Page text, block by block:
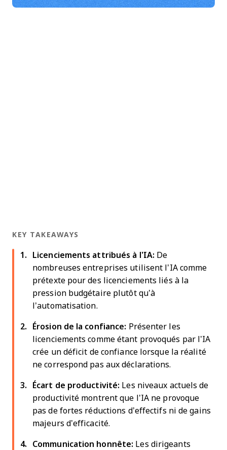
KEY TAKEAWAYS
Licenciements attribués à l’IA: De
nombreuses entreprises utilisent l’IA comme
prétexte pour des licenciements liés à la
pression budgétaire plutôt qu’à
l’automatisation.
Érosion de la confiance: Présenter les
licenciements comme étant provoqués par l’IA
crée un déficit de confiance lorsque la réalité
ne correspond pas aux déclarations.
Écart de productivité: Les niveaux actuels de
productivité montrent que l’IA ne provoque
pas de fortes réductions d’effectifs ni de gains
majeurs d’efficacité.
Communication honnête: Les dirigeants